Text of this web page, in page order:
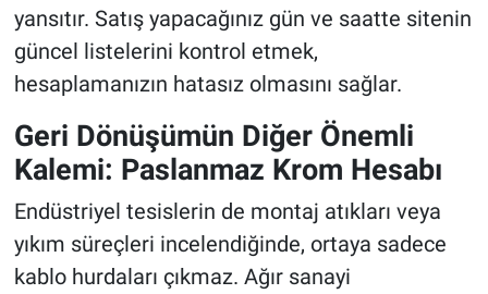
yansıtır. Satış yapacağınız gün ve saatte sitenin
güncel listelerini kontrol etmek,
hesaplamanızın hatasız olmasını sağlar.
Geri Dönüşümün Diğer Önemli
Kalemi: Paslanmaz Krom Hesabı
Endüstriyel tesislerin de montaj atıkları veya
yıkım süreçleri incelendiğinde, ortaya sadece
kablo hurdaları çıkmaz. Ağır sanayi